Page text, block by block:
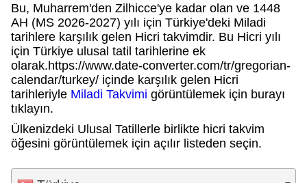
Bu, Muharrem'den Zilhicce'ye kadar olan ve 1448
AH (MS 2026-2027) yılı için Türkiye'deki Miladi
tarihlere karşılık gelen Hicri takvimdir. Bu Hicri yılı
için Türkiye ulusal tatil tarihlerine ek
olarak.https://www.date-converter.com/tr/gregorian-
calendar/turkey/ içinde karşılık gelen Hicri
tarihleriyle Miladi Takvimi görüntülemek için burayı
tıklayın.
Ülkenizdeki Ulusal Tatillerle birlikte hicri takvim
öğesini görüntülemek için açılır listeden seçin.